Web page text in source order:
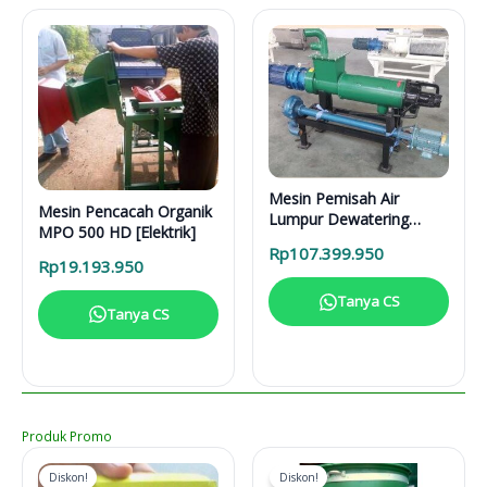
Mesin Pencacah Organik
MPO 500 HD [Elektrik]
Rp19.193.950
Tanya CS
Mesin Pemisah Air
Lumpur Dewatering
Rp107.399.950
Tanya CS
Produk Promo
Diskon! Diskon!